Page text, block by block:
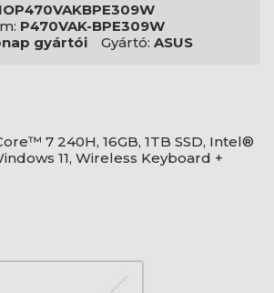
P470VAK-BPE309W
gyártói Gyártó: ASUS
7 240H, 16GB, 1TB SSD, Intel®
11, Wireless Keyboard +